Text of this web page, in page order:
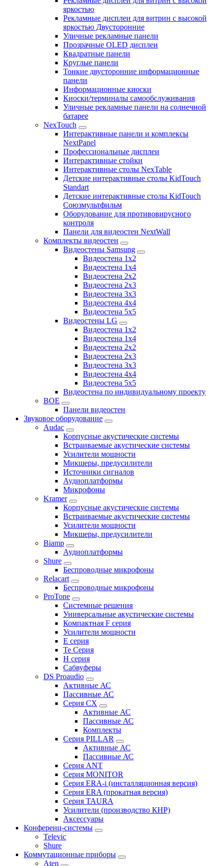
яркостью
Рекламные дисплеи для витрин с высокой
яркостью Двусторонние
Уличные рекламные панели
Прозрачные OLED дисплеи
Квадратные панели
Круглые панели
Тонкие двусторонние информационные
панели
Информационные киоски
Киоски/терминалы самообслуживания
Уличные рекламные панели на солнечной
батарее
NexTouch
Интерактивные панели и комплексы
NextPanel
Профессиональные дисплеи
Интерактивные стойки
Интерактивные столы NexTable
Детские интерактивные столы KidTouch
Standart
Детские интерактивные столы KidTouch
Союзмультфильм
Оборудование для противовирусного
контроля
Панели для видеостен NextWall
Комплекты видеостен
Видеостены Samsung
Видеостена 1x2
Видеостена 1x4
Видеостена 2x2
Видеостена 2х3
Видеостена 3x3
Видеостена 4x4
Видеостена 5x5
Видеостены LG
Видеостена 1x2
Видеостена 1x4
Видеостена 2x2
Видеостена 2x3
Видеостена 3x3
Видеостена 4x4
Видеостена 5x5
Видеостена по индивидуальному проекту
BOE
Панели видеостен
Звуковое оборудование
Audac
Корпусные акустические системы
Встраиваемые акустические системы
Усилители мощности
Микшеры, предусилители
Источники сигналов
Аудиоплатформы
Микрофоны
Kramer
Корпусные акустические системы
Встраиваемые акустические системы
Усилители мощности
Микшеры, предусилители
Biamp
Аудиоплатформы
Shure
Беспроводные микрофоны
Relacart
Беспроводные микрофоны
ProTone
Системные решения
Универсальные акустические системы
Компактная F серия
Усилители мощности
E серия
Te Серия
H серия
Сабвуферы
DS Proaudio
Активные АС
Пассивные АС
Серия CX
Активные АС
Пассивные АС
Комплекты
Серия PILLAR
Активные АС
Пассивные АС
Серия ANT
Серия MONITOR
Серия ERA-i (инсталляционная версия)
Серия ERA (прокатная версия)
Серия TAURA
Усилители (производство КНР)
Аксессуары
Конференц-системы
Televic
Shure
Коммутационные приборы
Aten